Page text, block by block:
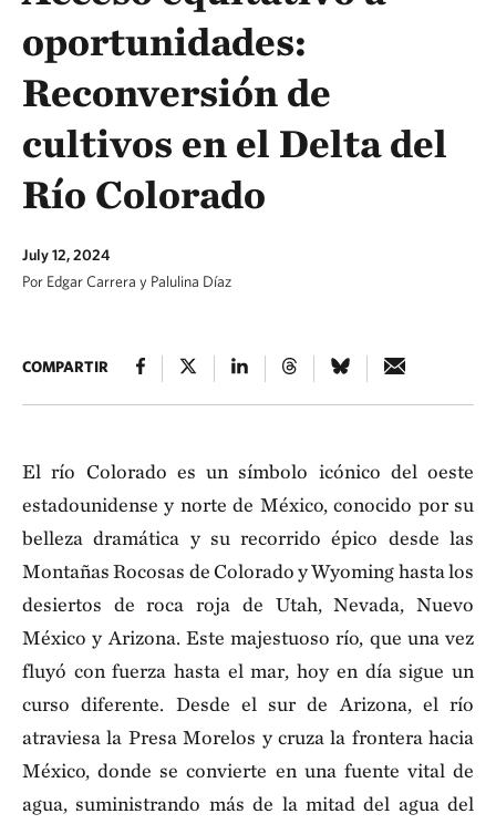
oportunidades:
Reconversión de
cultivos en el Delta del
Río Colorado
July 12, 2024
Por Edgar Carrera y Palulina Díaz
COMPARTIR
El río Colorado es un símbolo icónico del oeste
estadounidense y norte de México, conocido por su
belleza dramática y su recorrido épico desde las
Montañas Rocosas de Colorado y Wyoming hasta los
desiertos de roca roja de Utah, Nevada, Nuevo
México y Arizona. Este majestuoso río, que una vez
fluyó con fuerza hasta el mar, hoy en día sigue un
curso diferente. Desde el sur de Arizona, el río
atraviesa la Presa Morelos y cruza la frontera hacia
México, donde se convierte en una fuente vital de
agua, suministrando más de la mitad del agua del